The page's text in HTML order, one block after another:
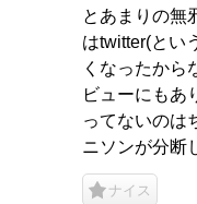
とあまりの無
はtwitter(とい
くなったから
ビューにもあ
ってないのは
ニソンが分断
ナイス